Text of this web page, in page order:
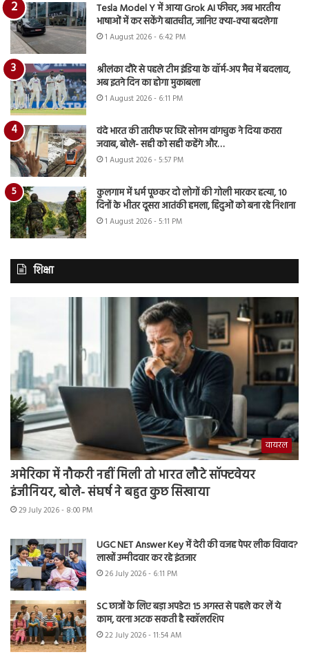
Tesla Model Y में आया Grok AI फीचर, अब भारतीय
भाषाओं में कर सकेंगे बातचीत, जानिए क्या-क्या बदलेगा
1 August 2026 - 6:42 PM
श्रीलंका दौरे से पहले टीम इंडिया के वॉर्म-अप मैच में बदलाव,
अब इतने दिन का होगा मुकाबला
1 August 2026 - 6:11 PM
वंदे भारत की तारीफ पर घिरे सोनम वांगचुक ने दिया करारा
जवाब, बोले- सही को सही कहेंगे और…
1 August 2026 - 5:57 PM
कुलगाम में धर्म पूछकर दो लोगों की गोली मारकर हत्या, 10
दिनों के भीतर दूसरा आतंकी हमला, हिंदुओं को बना रहे निशाना
1 August 2026 - 5:11 PM
शिक्षा
वायरल
अमेरिका में नौकरी नहीं मिली तो भारत लौटे सॉफ्टवेयर
इंजीनियर, बोले- संघर्ष ने बहुत कुछ सिखाया
29 July 2026 - 8:00 PM
UGC NET Answer Key में देरी की वजह पेपर लीक विवाद?
लाखों उम्मीदवार कर रहे इंतजार
26 July 2026 - 6:11 PM
SC छात्रों के लिए बड़ा अपडेट! 15 अगस्त से पहले कर लें ये
काम, वरना अटक सकती है स्कॉलरशिप
22 July 2026 - 11:54 AM